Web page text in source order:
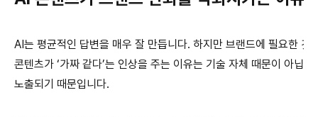
AI는 평균적인 답변을 매우 잘 만듭니다. 하지만 브랜드에 필요한 것
콘텐츠가 ‘가짜 같다’는 인상을 주는 이유는 기술 자체 때문이 아닙
노출되기 때문입니다.